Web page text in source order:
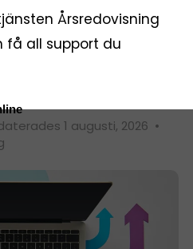
Årsredovisning
få all support du
1 augusti, 2026 •